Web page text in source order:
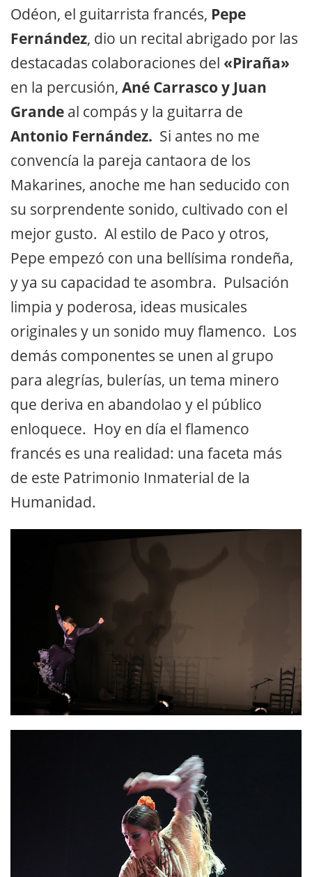
Odéon, el guitarrista francés, Pepe
Fernández, dio un recital abrigado por las
destacadas colaboraciones del «Piraña»
en la percusión, Ané Carrasco y Juan
Grande al compás y la guitarra de
Antonio Fernández. Si antes no me
convencía la pareja cantaora de los
Makarines, anoche me han seducido con
su sorprendente sonido, cultivado con el
mejor gusto. Al estilo de Paco y otros,
Pepe empezó con una bellísima rondeña,
y ya su capacidad te asombra. Pulsación
limpia y poderosa, ideas musicales
originales y un sonido muy flamenco. Los
demás componentes se unen al grupo
para alegrías, bulerías, un tema minero
que deriva en abandolao y el público
enloquece. Hoy en día el flamenco
francés es una realidad: una faceta más
de este Patrimonio Inmaterial de la
Humanidad.